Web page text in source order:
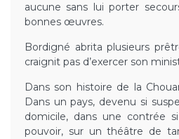
aucune sans lui porter
bonnes œuvres.
Bordigné abrita plusieurs
craignit pas d’exercer son
Dans son histoire de la
Dans un pays, devenu si
domicile, dans une contrée
pouvoir, sur un théâtre de